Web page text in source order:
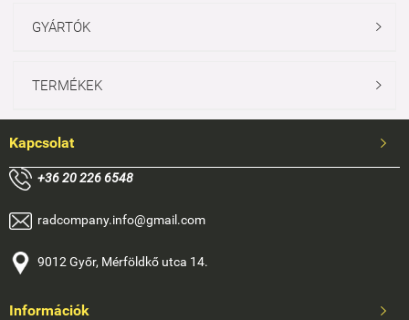
GYÁRTÓK 
TERMÉKEK 
Kapcsolat 
+36 20 226 6548
radcompany.info@gmail.com
9012 Győr, Mérföldkő utca 14.
Információk 